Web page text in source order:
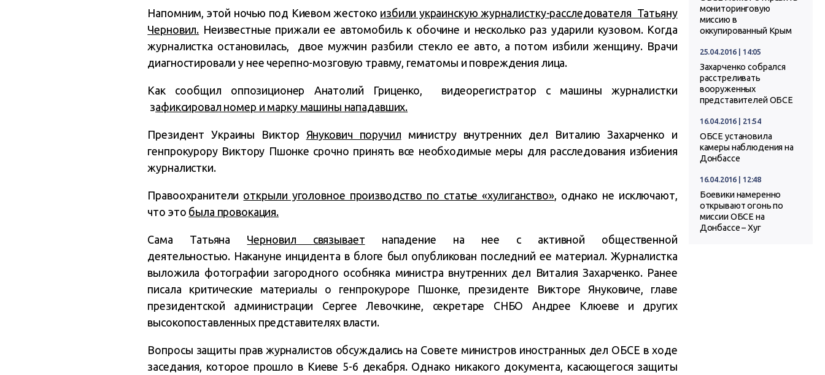
Напомним, этой ночью под Киевом жестоко избили украинскую журналистку-расследователя Татьяну
Черновил. Неизвестные прижали ее автомобиль к обочине и несколько раз ударили кузовом. Когда
журналистка остановилась, двое мужчин разбили стекло ее авто, а потом избили женщину. Врачи
диагностировали у нее черепно-мозговую травму, гематомы и повреждения лица.
Как сообщил оппозиционер Анатолий Гриценко, видеорегистратор с машины журналистки
зафиксировал номер и марку машины нападавших.
Президент Украины Виктор Янукович поручил министру внутренних дел Виталию Захарченко и
генпрокурору Виктору Пшонке срочно принять все необходимые меры для расследования избиения
журналистки.
Правоохранители открыли уголовное производство по статье «хулиганство», однако не исключают,
что это была провокация.
Сама Татьяна Черновил связывает нападение на нее с активной общественной
деятельностью. Накануне инцидента в блоге был опубликован последний ее материал. Журналистка
выложила фотографии загородного особняка министра внутренних дел Виталия Захарченко. Ранее
писала критические материалы о генпрокуроре Пшонке, президенте Викторе Януковиче, главе
президентской администрации Сергее Левочкине, секретаре СНБО Андрее Клюеве и других
высокопоставленных представителях власти.
Вопросы защиты прав журналистов обсуждались на Совете министров иностранных дел ОБСЕ в ходе
заседания, которое прошло в Киеве 5-6 декабря. Однако никакого документа, касающегося защиты
мониторинговую
миссию в
оккупированный Крым
25.04.2016 | 14:05
Захарченко собрался
расстреливать
вооруженных
представителей ОБСЕ
16.04.2016 | 21:54
ОБСЕ установила
камеры наблюдения на
Донбассе
16.04.2016 | 12:48
Боевики намеренно
открывают огонь по
миссии ОБСЕ на
Донбассе – Хуг